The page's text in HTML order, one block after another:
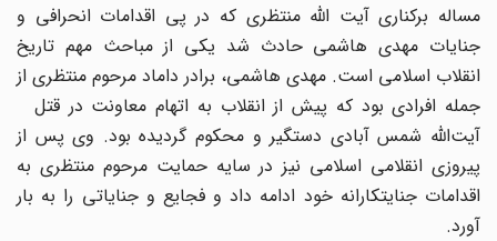
مساله برکناری آیت الله منتظری که در پی اقدامات انحرافی و
جنایات مهدی هاشمی حادث شد یکی از مباحث مهم تاریخ
انقلاب اسلامی است. مهدی هاشمی، برادر داماد مرحوم منتظری از
جمله افرادی بود که پیش از انقلاب بهاتهام معاونت در قتل
آیت‌الله شمس آبادی دستگیر و محکوم گردیده بود. وی پس از
پیروزی انقلامی اسلامی نیز در سایه حمایت مرحوم منتظری به
اقدامات جنایتکارانه خود ادامه داد و فجایع و جنایاتی را به بار
آورد.